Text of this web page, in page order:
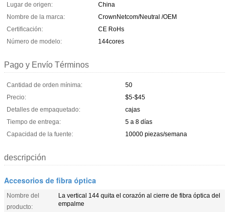
Lugar de origen:
China
Nombre de la marca:
CrownNetcom/Neutral /OEM
Certificación:
CE RoHs
Número de modelo:
144cores
Pago y Envío Términos
Cantidad de orden mínima:
50
Precio:
$5-$45
Detalles de empaquetado:
cajas
Tiempo de entrega:
5 a 8 días
Capacidad de la fuente:
10000 piezas/semana
descripción
Accesorios de fibra óptica
Nombre del
producto:
La vertical 144 quita el corazón al cierre de fibra óptica del
empalme